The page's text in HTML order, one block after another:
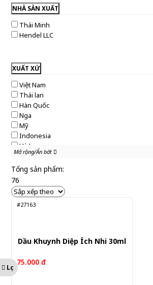
6ml
20ml
60ml
NHÀ SẢN XUẤT
Thái Minh
Hendel LLC
XUẤT XỨ
Việt Nam
Thái lan
Hàn Quốc
Nga
Mỹ
Indonesia
Hà Lan
Singapore
Mở rộng/Ẩn bớt
Mở rộng/Ẩn bớt
Tổng sản phẩm:
76
#27163
Dầu Khuynh Diệp Ích Nhi 30ml
75.000 đ
Lọc